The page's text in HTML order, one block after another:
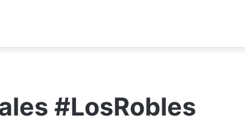
#LosRobles